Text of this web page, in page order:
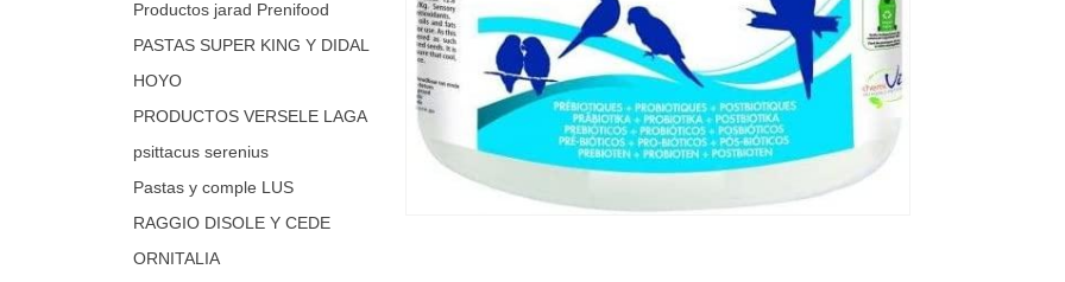
Productos jarad Prenifood
PASTAS SUPER KING Y DIDAL
HOYO
PRODUCTOS VERSELE LAGA
psittacus serenius
Pastas y comple LUS
RAGGIO DISOLE Y CEDE
ORNITALIA